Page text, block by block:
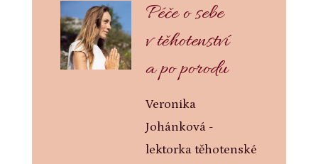
Péče o sebe
v těhotenství
a po porodu
Veronika
Johánková -
lektorka těhotenské